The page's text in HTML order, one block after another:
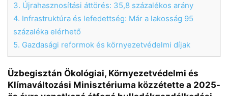
3. Újrahasznosítási áttörés: 35,8 százalékos arány
4. Infrastruktúra és lefedettség: Már a lakosság 95
százaléka elérhető
5. Gazdasági reformok és környezetvédelmi díjak
Üzbegisztán Ökológiai, Környezetvédelmi és
Klímaváltozási Minisztériuma közzétette a 2025-